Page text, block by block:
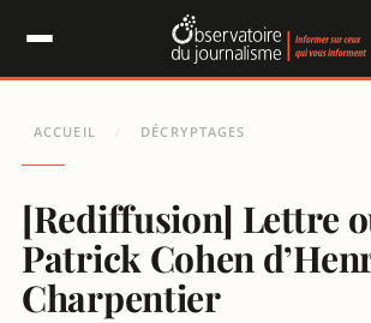
ACCUEIL / DÉCRYPTAGES
[Rediffusion] Lettre
Patrick Cohen
Charpentier
Panneau de gestion des cookies